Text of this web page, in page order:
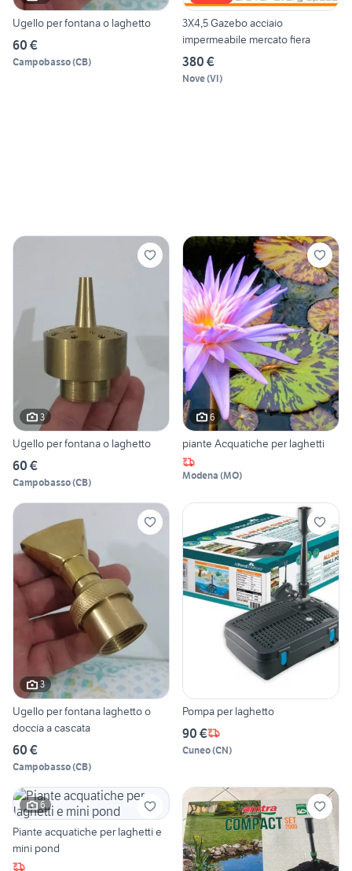
Ugello per fontana o laghetto
60 €
Campobasso(CB)
3X4,5 Gazebo acciaio
impermeabile mercato fiera
380 €
Nove(VI)
3
Ugello per fontana o laghetto
60 €
Campobasso(CB)
6
piante Acquatiche per laghetti
Modena (MO)
3
Ugello per fontana laghetto o
doccia a cascata
60 €
Campobasso(CB)
Pompa per laghetto
90 €
Cuneo(CN)
6
Piante acquatiche per laghetti e
mini pond